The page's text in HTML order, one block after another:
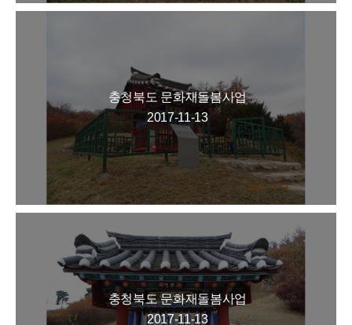
충청북도 문화재돌봄사업
2017-11-13
충청북도 문화재돌봄사업
2017-11-13